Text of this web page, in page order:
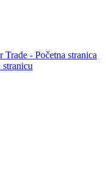
Trade - Početna stranica
stranicu